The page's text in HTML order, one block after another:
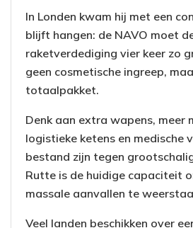
In Londen kwam hij met een
blijft hangen: de NAVO moet
raketverdediging vier keer zo
geen cosmetische ingreep,
totaalpakket.
Denk aan extra wapens, meer
logistieke ketens en medische
bestand zijn tegen
Rutte is de huidige capaciteit
massale aanvallen te
Veel landen beschikken over